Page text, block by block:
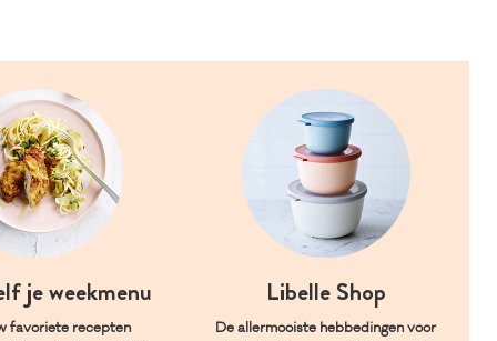
je weekmenu
favoriete recepten
Libelle Shop
De allermooiste hebbedingen voor